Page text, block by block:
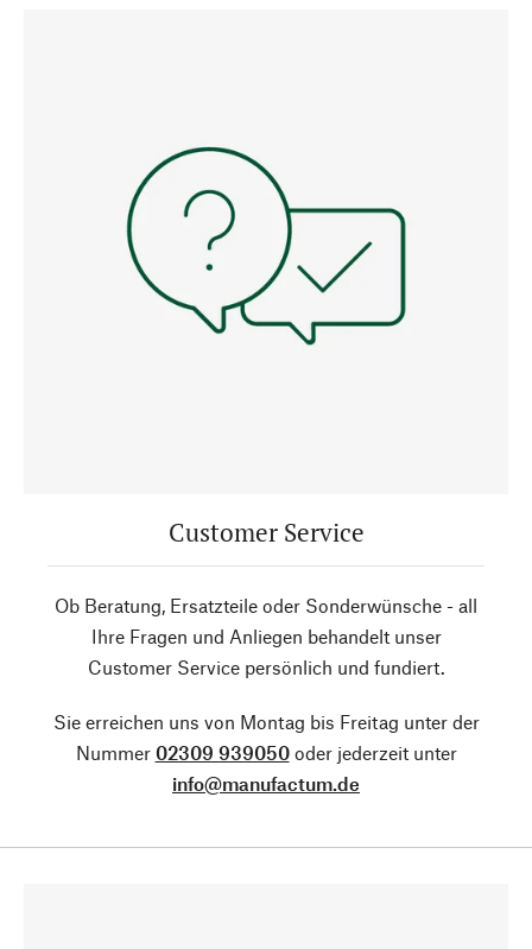
Customer Service
Ob Beratung, Ersatzteile oder Sonderwünsche - all
Ihre Fragen und Anliegen behandelt unser
Customer Service persönlich und fundiert.
Sie erreichen uns von Montag bis Freitag unter der
Nummer 02309 939050oder jederzeit unter
info@manufactum.de